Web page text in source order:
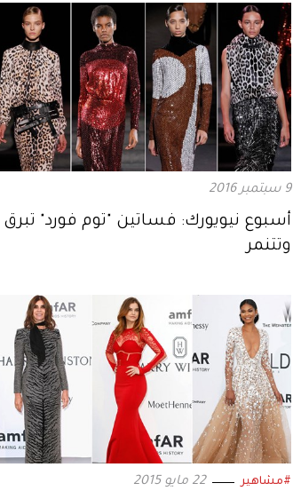
9 سبتمبر 2016
أسبوع نيويورك: فساتين "توم فورد" تبرق
وتتنمر
#مشاهير 22 مايو 2015